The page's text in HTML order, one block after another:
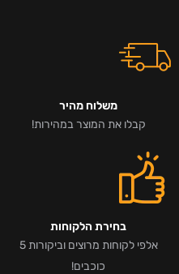
משלוח מהיר
קבלו את המוצר במהירות!
בחירת הלקוחות
אלפי לקוחות מרוצים וביקורות 5
כוכבים!